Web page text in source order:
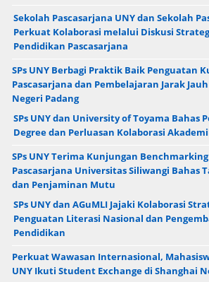
Sekolah Pascasarjana UNY dan Sekolah
Perkuat Kolaborasi melalui Diskusi
Pendidikan Pascasarjana
SPs UNY Berbagi Praktik Baik Penguatan
Pascasarjana dan Pembelajaran Jarak
Negeri Padang
SPs UNY dan University of Toyama Bahas
Degree dan Perluasan Kolaborasi
SPs UNY Terima Kunjungan
Pascasarjana Universitas Siliwangi Bahas
dan Penjaminan Mutu
SPs UNY dan AGuMLI Jajaki Kolaborasi
Penguatan Literasi Nasional dan
Pendidikan
Perkuat Wawasan Internasional,
UNY Ikuti Student Exchange di Shanghai